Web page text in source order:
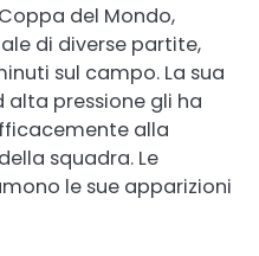
del Mondo,
di diverse partite,
sul campo. La sua
alta pressione gli ha
alla
squadra. Le
le sue apparizioni